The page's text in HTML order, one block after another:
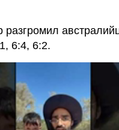
разгромил
6:4, 6:2.